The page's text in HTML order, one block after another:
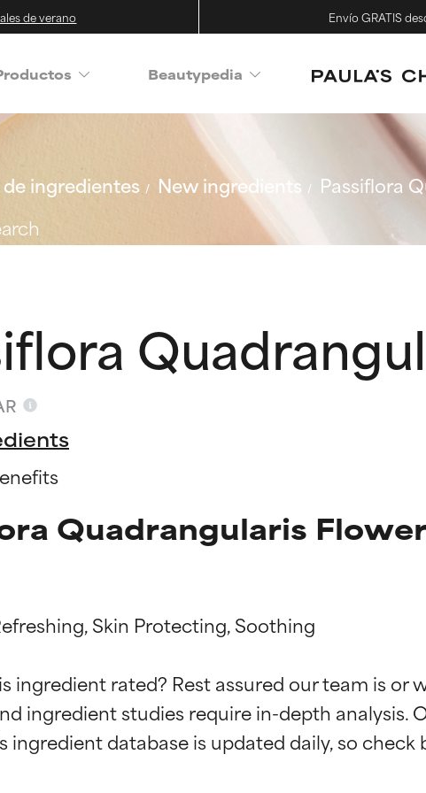
de verano Envío GRATIS
Beautypedia
ingredientes New ingredients
Passiflora
Quadrangularis
Skin Protecting, Soothing
ingredient rated? Rest assured our team is
ingredient studies require in-depth
Calificaciones de
EXCELENTE
Calificaciones de
EXCELENTE